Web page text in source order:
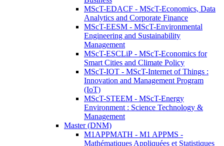
MScT-EDACF - MScT-Economics, Data
Analytics and Corporate Finance
MScT-EESM - MScT-Environmental
Engineering and Sustainability
Management
MScT-ESCLiP - MScT-Economics for
Smart Cities and Climate Policy
MScT-IOT - MScT-Internet of Things :
Innovation and Management Program
(IoT)
MScT-STEEM - MScT-Energy
Environment : Science Technology &
Management
Master (DNM)
M1APPMATH - M1 APPMS -
Mathématiques Appliquées et Statistiques